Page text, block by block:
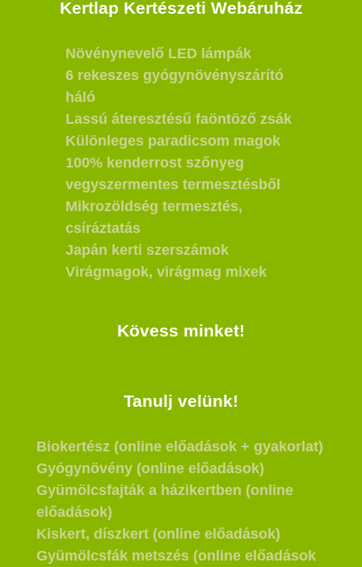
Kertlap Kertészeti Webáruház
Növénynevelő LED lámpák
6 rekeszes gyógynövényszárító
háló
Lassú áteresztésű faöntöző zsák
Különleges paradicsom magok
100% kenderrost szőnyeg
vegyszermentes termesztésből
Mikrozöldség termesztés,
csíráztatás
Japán kerti szerszámok
Virágmagok, virágmag mixek
Kövess minket!
Tanulj velünk!
Biokertész (online előadások + gyakorlat)
Gyógynövény (online előadások)
Gyümölcsfajták a házikertben (online
előadások)
Kiskert, díszkert (online előadások)
Gyümölcsfák metszés (online előadások